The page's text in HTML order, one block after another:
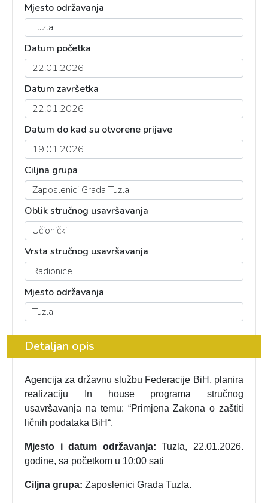
Mjesto održavanja
Datum početka
Datum završetka
Datum do kad su otvorene prijave
Ciljna grupa
Oblik stručnog usavršavanja
Vrsta stručnog usavršavanja
Mjesto održavanja
Detaljan opis
Agencija za državnu službu Federacije BiH, planira
realizaciju In house programa stručnog
usavršavanja na temu: “Primjena Zakona o zaštiti
ličnih podataka BiH“.
Mjesto i datum održavanja: Tuzla, 22.01.2026.
godine, sa početkom u 10:00 sati
Ciljna grupa: Zaposlenici Grada Tuzla.